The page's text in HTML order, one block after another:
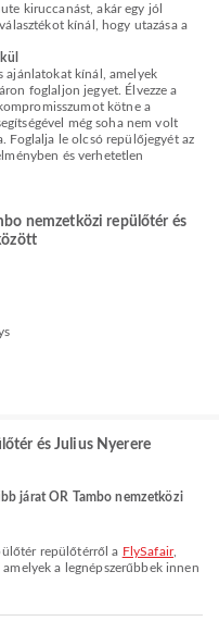
kiruccanást, akár egy jól
kínál, hogy utazása a
ajánlatokat kínál, amelyek
foglaljon jegyet. Élvezze a
kötne a
még soha nem volt
Foglalja le olcsó repülőjegyét az
és verhetetlen
nemzetközi repülőtér és
és Julius Nyerere
járat OR Tambo nemzetközi
repülőtérről a FlySafair,
amelyek a legnépszerűbbek innen